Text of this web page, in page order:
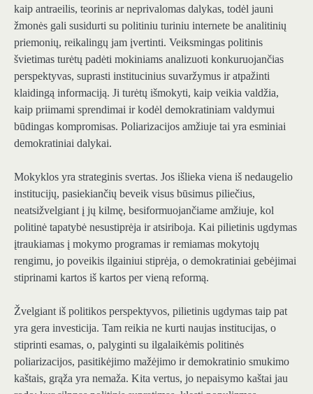
kaip antraeilis, teorinis ar neprivalomas dalykas, todėl jauni
žmonės gali susidurti su politiniu turiniu internete be analitinių
priemonių, reikalingų jam įvertinti. Veiksmingas politinis
švietimas turėtų padėti mokiniams analizuoti konkuruojančias
perspektyvas, suprasti institucinius suvaržymus ir atpažinti
klaidingą informaciją. Ji turėtų išmokyti, kaip veikia valdžia,
kaip priimami sprendimai ir kodėl demokratiniam valdymui
būdingas kompromisas. Poliarizacijos amžiuje tai yra esminiai
demokratiniai dalykai.
Mokyklos yra strateginis svertas. Jos išlieka viena iš nedaugelio
institucijų, pasiekiančių beveik visus būsimus piliečius,
neatsižvelgiant į jų kilmę, besiformuojančiame amžiuje, kol
politinė tapatybė nesustiprėja ir atsiriboja. Kai pilietinis ugdymas
įtraukiamas į mokymo programas ir remiamas mokytojų
rengimu, jo poveikis ilgainiui stiprėja, o demokratiniai gebėjimai
stiprinami kartos iš kartos per vieną reformą.
Žvelgiant iš politikos perspektyvos, pilietinis ugdymas taip pat
yra gera investicija. Tam reikia ne kurti naujas institucijas, o
stiprinti esamas, o, palyginti su ilgalaikėmis politinės
poliarizacijos, pasitikėjimo mažėjimo ir demokratinio smukimo
kaštais, grąža yra nemaža. Kita vertus, jo nepaisymo kaštai jau